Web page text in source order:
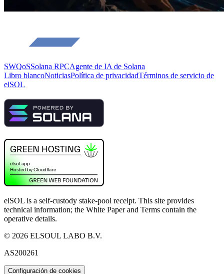
SWQoSSolana RPCAgente de IA de Solana
Libro blancoNoticiasPolítica de privacidadTérminos de servicio de
elSOL
elSOL is a self-custody stake-pool receipt. This site provides
technical information; the White Paper and Terms contain the
operative details.
© 2026 ELSOUL LABO B.V.
AS200261
Configuración de cookies